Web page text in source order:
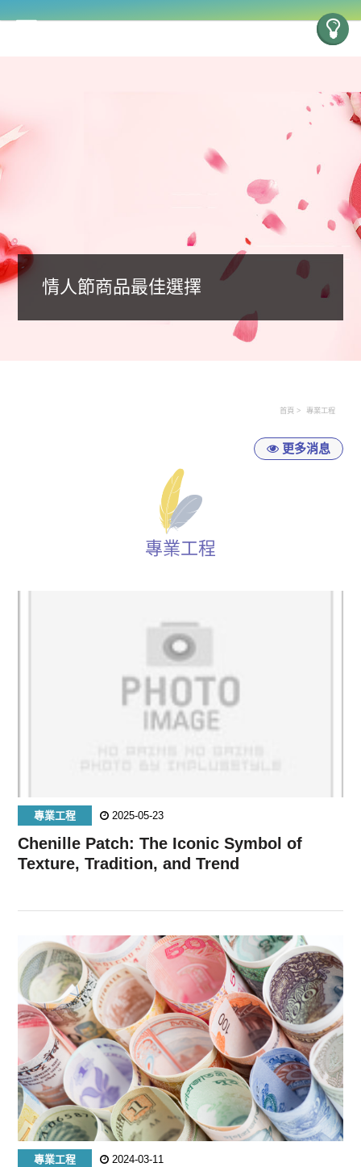
情人節商品最佳選擇
首頁 專業工程
更多消息
專業工程
專業工程 2025-05-23
Chenille Patch: The Iconic Symbol of
Texture, Tradition, and Trend
專業工程 2024-03-11